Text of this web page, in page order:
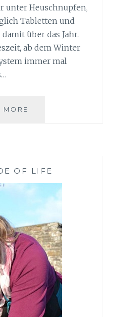
unter Heuschnupfen,
Tabletten und
über das Jahr.
ab dem Winter
immer mal
MORE
OF LIFE